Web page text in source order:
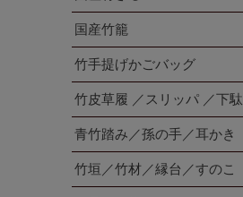
国産竹籠
竹手提げかごバッグ
竹皮草履 ／スリッパ ／下駄
青竹踏み／孫の手／耳かき
竹垣／竹材／縁台／すのこ